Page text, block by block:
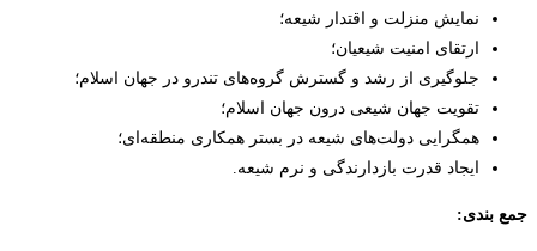
نمایش منزلت و اقتدار شیعه؛
ارتقای امنیت شیعیان؛
جلوگیری از رشد و گسترش گروه‌های تندرو در جهان اسلام؛
تقویت جهان شیعی درون جهان اسلام؛
همگرایی دولت‌های شیعه در بستر همکاری منطقه‌ای؛
ایجاد قدرت بازدارندگی و نرم شیعه.
جمع بندی: